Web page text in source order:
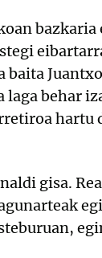
bazkaria
laga behar
hartu
gisa.